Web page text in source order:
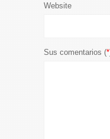
Website
Sus comentarios (*